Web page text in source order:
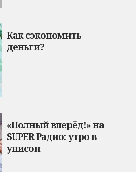
Как сэкономить
деньги?
«Полный вперёд!» на
SUPER Радио: утро в
унисон